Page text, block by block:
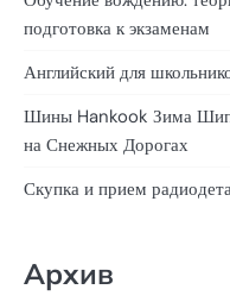
подготовка к экзаменам
Английский для
Шины Hankook Зима
на Снежных Дорогах
Скупка и прием
Архив